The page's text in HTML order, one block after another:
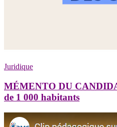
Juridique
MÉMENTO DU
de 1 000 habitants